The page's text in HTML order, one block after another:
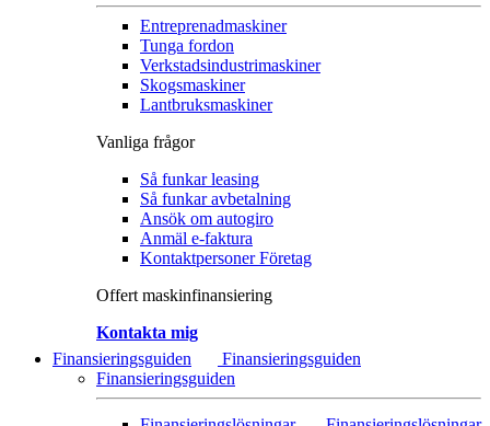
Entreprenadmaskiner
Tunga fordon
Verkstadsindustrimaskiner
Skogsmaskiner
Lantbruksmaskiner
Vanliga frågor
Så funkar leasing
Så funkar avbetalning
Ansök om autogiro
Anmäl e-faktura
Kontaktpersoner Företag
Offert maskinfinansiering
Kontakta mig
Finansieringsguiden
Finansieringsguiden
Finansieringsguiden